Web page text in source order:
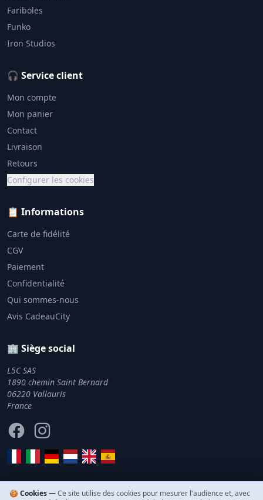
Fariboles
Funko
Iron Studios
🎧 Service client
Mon compte
Mon panier
Contact
Livraison
Retours
Configurer les cookies
📋 Informations
Carte de fidélité
CGV
Paiement
Confidentialité
Qui sommes-nous
Avis CadeauCity
🏢 Siège social
L5C SAS
1890 chemin Saint Bernard
06220 Vallauris
France
FacebookInstagram
🍪 Cookies —Ce site utilise des cookies pour mesurer l'audience et, avec